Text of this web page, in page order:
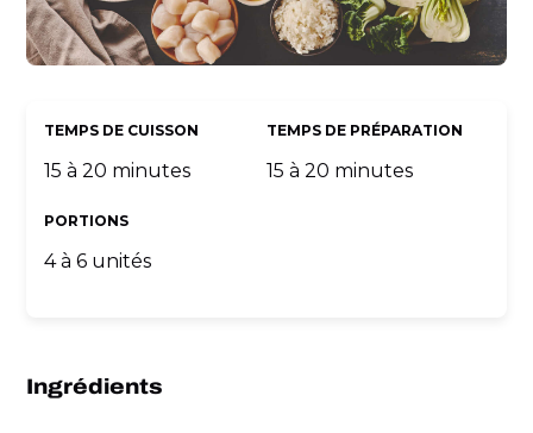
TEMPS DE CUISSON
15 à 20 minutes
TEMPS DE PRÉPARATION
15 à 20 minutes
PORTIONS
4 à 6 unités
Ingrédients